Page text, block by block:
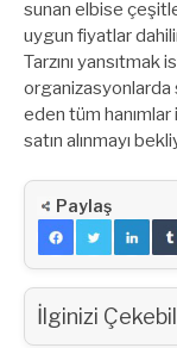
sunan elbise
uygun fiyatlar
Tarzını
organizasyonlarda
eden tüm
satın alınmayı
Paylaş
İlginizi